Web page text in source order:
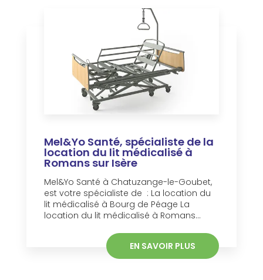
Mel&Yo Santé, spécialiste de la
location du lit médicalisé à
Romans sur Isère
Mel&Yo Santé à Chatuzange-le-Goubet,
est votre spécialiste de : La location du
lit médicalisé à Bourg de Péage La
location du lit médicalisé à Romans...
EN SAVOIR PLUS